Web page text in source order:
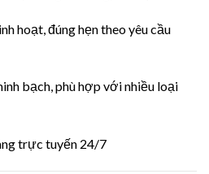
hoạt, đúng hẹn theo yêu cầu
bạch, phù hợp với nhiều loại
trực tuyến 24/7